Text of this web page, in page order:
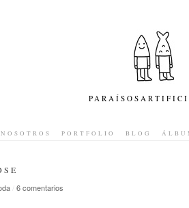
NOSOTROS PORTFOLIO BLOG
6 comentarios